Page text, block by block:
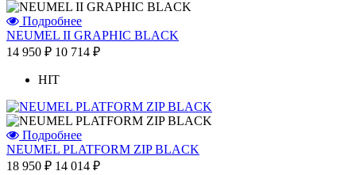
Подробнее
NEUMEL II GRAPHIC BLACK
14 950 ₽ 10 714 ₽
HIT
Подробнее
NEUMEL PLATFORM ZIP BLACK
18 950 ₽ 14 014 ₽